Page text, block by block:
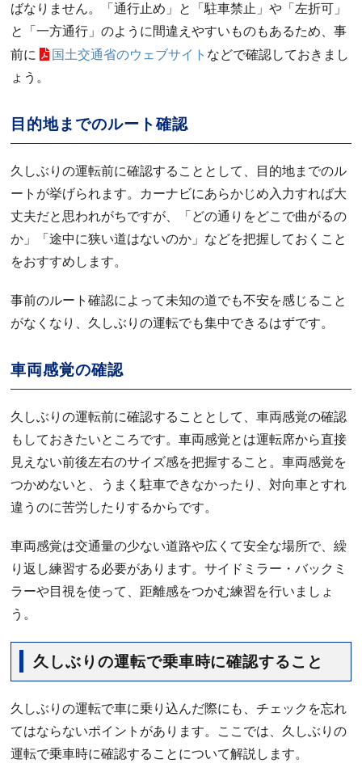
ばなりません。「通行止め」と「駐車禁止」や「左折可」
と「一方通行」のように間違えやすいものもあるため、事
前に
国土交通省のウェブサイト などで確認しておきまし
ょう。
目的地までのルート確認
久しぶりの運転前に確認することとして、目的地までのル
ートが挙げられます。カーナビにあらかじめ入力すれば大
丈夫だと思われがちですが、「どの通りをどこで曲がるの
か」「途中に狭い道はないのか」などを把握しておくこと
をおすすめします。
事前のルート確認によって未知の道でも不安を感じること
がなくなり、久しぶりの運転でも集中できるはずです。
車両感覚の確認
久しぶりの運転前に確認することとして、車両感覚の確認
もしておきたいところです。車両感覚とは運転席から直接
見えない前後左右のサイズ感を把握すること。車両感覚を
つかめないと、うまく駐車できなかったり、対向車とすれ
違うのに苦労したりするからです。
車両感覚は交通量の少ない道路や広くて安全な場所で、繰
り返し練習する必要があります。サイドミラー・バックミ
ラーや目視を使って、距離感をつかむ練習を行いましょ
う。
久しぶりの運転で乗車時に確認すること
久しぶりの運転で車に乗り込んだ際にも、チェックを忘れ
てはならないポイントがあります。ここでは、久しぶりの
運転で乗車時に確認することについて解説します。